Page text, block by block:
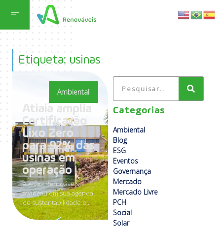
Etiqueta: usinas
Ambiental
Atiaia amplia
Certificação
Lixo Zero
para 92% das
usinas em
operação
A Atiaia Renováveis
avançou em sua agenda
de sustentabilidade e...
Categorias
Ambiental
Blog
ESG
Eventos
Governança
Mercado
Mercado Livre
PCH
Social
Solar